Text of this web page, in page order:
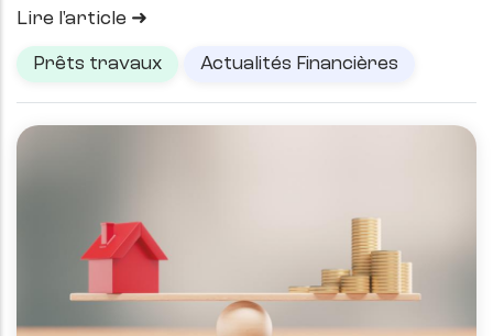
Lire l'article
Prêts travaux Actualités Financières